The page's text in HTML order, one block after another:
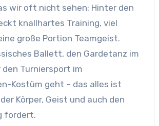
wir oft nicht sehen: Hinter den
knallhartes Training, viel
große Portion Teamgeist.
Ballett, den Gardetanz im
den Turniersport im
Kostüm geht – das alles ist
Körper, Geist und auch den
fordert.